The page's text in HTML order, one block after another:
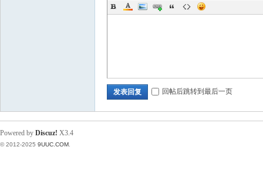
发表回复 回帖后跳转到最后一页
Powered by Discuz! X3.4
© 2012-2025 9UUC.COM